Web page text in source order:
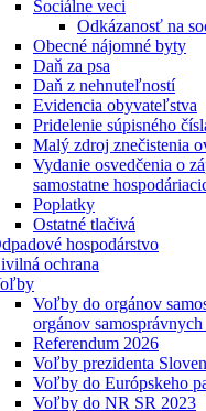
Sociálne veci
Odkázanosť na
Obecné nájomné byty
Daň za psa
Daň z nehnuteľností
Evidencia obyvateľstva
Pridelenie súpisného
Malý zdroj znečistenia
Vydanie osvedčenia o
samostatne
Poplatky
Ostatné tlačivá
hospodárstvo
ochrana
Voľby do orgánov
orgánov
Referendum 2026
Voľby prezidenta
Voľby do Európskeho
Voľby do NR SR 2023